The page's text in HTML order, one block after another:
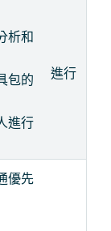
析和
包的
進行
進行
優先